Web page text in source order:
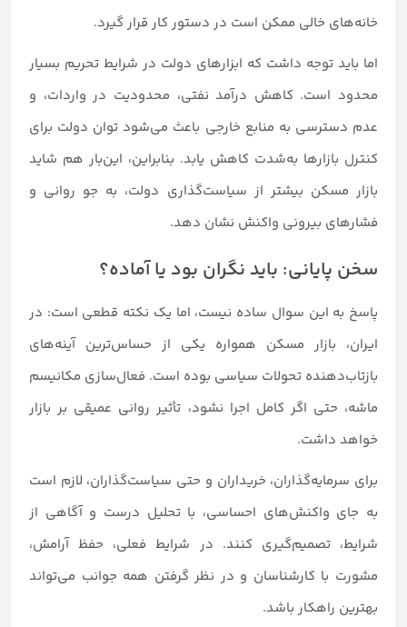
خانه‌های خالی ممکن است در دستور کار قرار گیرد.
اما باید توجه داشت که ابزارهای دولت در شرایط تحریم بسیار
محدود است. کاهش درآمد نفتی، محدودیت در واردات، و
عدم دسترسی به منابع خارجی باعث می‌شود توان دولت برای
کنترل بازارها به‌شدت کاهش یابد. بنابراین، این‌بار هم شاید
بازار مسکن بیشتر از سیاست‌گذاری دولت، به جو روانی و
فشارهای بیرونی واکنش نشان دهد.
سخن پایانی: باید نگران بود یا آماده؟
پاسخ به این سوال ساده نیست، اما یک نکته قطعی است: در
ایران، بازار مسکن همواره یکی از حساس‌ترین آینه‌های
بازتاب‌دهنده تحولات سیاسی بوده است. فعال‌سازی مکانیسم
ماشه، حتی اگر کامل اجرا نشود، تأثیر روانی عمیقی بر بازار
خواهد داشت.
برای سرمایه‌گذاران، خریداران و حتی سیاست‌گذاران، لازم است
به جای واکنش‌های احساسی، با تحلیل درست و آگاهی از
شرایط، تصمیم‌گیری کنند. در شرایط فعلی، حفظ آرامش،
مشورت با کارشناسان و در نظر گرفتن همه جوانب می‌تواند
بهترین راهکار باشد.